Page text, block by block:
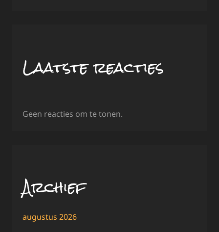
Laatste reacties
Geen reacties om te tonen.
Archief
augustus 2026